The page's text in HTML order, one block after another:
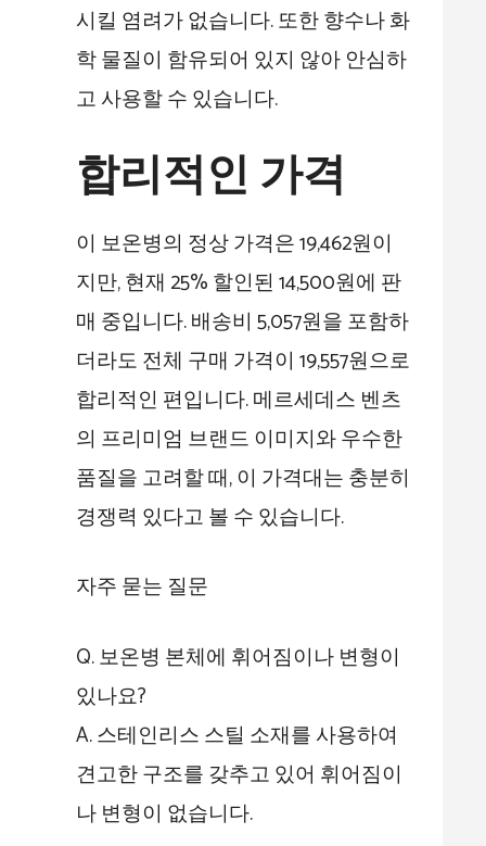
시킬 염려가 없습니다. 또한 향수나 화
학 물질이 함유되어 있지 않아 안심하
고 사용할 수 있습니다.
합리적인 가격
이 보온병의 정상 가격은 19,462원이
지만, 현재 25% 할인된 14,500원에 판
매 중입니다. 배송비 5,057원을 포함하
더라도 전체 구매 가격이 19,557원으로
합리적인 편입니다. 메르세데스 벤츠
의 프리미엄 브랜드 이미지와 우수한
품질을 고려할 때, 이 가격대는 충분히
경쟁력 있다고 볼 수 있습니다.
자주 묻는 질문
Q. 보온병 본체에 휘어짐이나 변형이
있나요?
A. 스테인리스 스틸 소재를 사용하여
견고한 구조를 갖추고 있어 휘어짐이
나 변형이 없습니다.